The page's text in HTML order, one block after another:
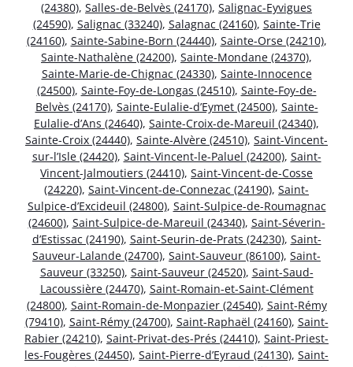
(24380), Salles-de-Belvès (24170), Salignac-Eyvigues
(24590), Salignac (33240), Salagnac (24160), Sainte-Trie
(24160), Sainte-Sabine-Born (24440), Sainte-Orse (24210),
Sainte-Nathalène (24200), Sainte-Mondane (24370),
Sainte-Marie-de-Chignac (24330), Sainte-Innocence
(24500), Sainte-Foy-de-Longas (24510), Sainte-Foy-de-
Belvès (24170), Sainte-Eulalie-d’Eymet (24500), Sainte-
Eulalie-d’Ans (24640), Sainte-Croix-de-Mareuil (24340),
Sainte-Croix (24440), Sainte-Alvère (24510), Saint-Vincent-
sur-l’Isle (24420), Saint-Vincent-le-Paluel (24200), Saint-
Vincent-Jalmoutiers (24410), Saint-Vincent-de-Cosse
(24220), Saint-Vincent-de-Connezac (24190), Saint-
Sulpice-d’Excideuil (24800), Saint-Sulpice-de-Roumagnac
(24600), Saint-Sulpice-de-Mareuil (24340), Saint-Séverin-
d’Estissac (24190), Saint-Seurin-de-Prats (24230), Saint-
Sauveur-Lalande (24700), Saint-Sauveur (86100), Saint-
Sauveur (33250), Saint-Sauveur (24520), Saint-Saud-
Lacoussière (24470), Saint-Romain-et-Saint-Clément
(24800), Saint-Romain-de-Monpazier (24540), Saint-Rémy
(79410), Saint-Rémy (24700), Saint-Raphaël (24160), Saint-
Rabier (24210), Saint-Privat-des-Prés (24410), Saint-Priest-
les-Fougères (24450), Saint-Pierre-d’Eyraud (24130), Saint-